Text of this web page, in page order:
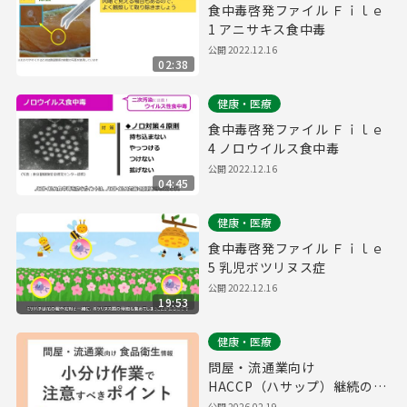
02:38
食中毒啓発ファイル Ｆｉｌｅ
1 アニサキス食中毒
公開2022.12.16
04:45
健康・医療
食中毒啓発ファイル Ｆｉｌｅ
4 ノロウイルス食中毒
公開2022.12.16
19:53
健康・医療
食中毒啓発ファイル Ｆｉｌｅ
5 乳児ボツリヌス症
公開2022.12.16
健康・医療
問屋・流通業向け
HACCP（ハサップ）継続のた